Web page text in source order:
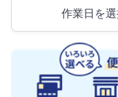
作業日を選